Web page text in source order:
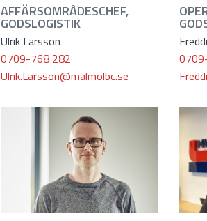
AFFÄRSOMRÅDESCHEF,
GODSLOGISTIK
Ulrik Larsson
0709-768 282
Ulrik.Larsson@malmolbc.se